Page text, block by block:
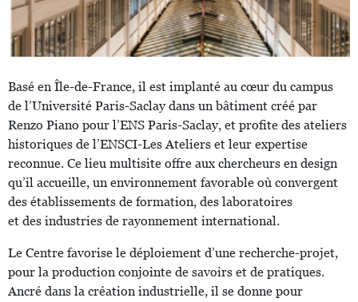
Basé en Île-de-France, il est implanté au cœur du campus
de l’Université Paris-Saclay dans un bâtiment créé par
Renzo Piano pour l’ENS Paris-Saclay, et profite des ateliers
historiques de l’ENSCI-Les Ateliers et leur expertise
reconnue. Ce lieu multisite offre aux chercheurs en design
qu’il accueille, un environnement favorable où convergent
des établissements de formation, des laboratoires
et des industries de rayonnement international.
Le Centre favorise le déploiement d’une recherche-projet,
pour la production conjointe de savoirs et de pratiques.
Ancré dans la création industrielle, il se donne pour